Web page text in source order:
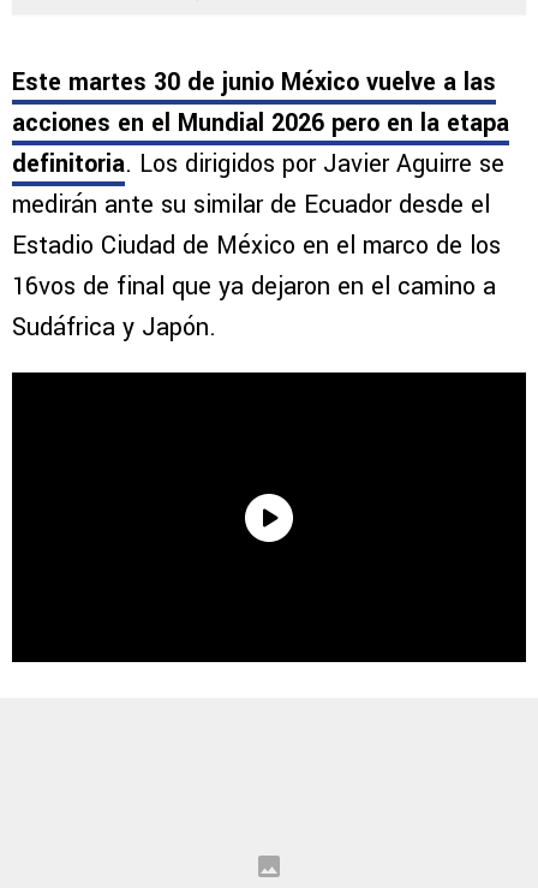
Este martes 30 de junio México vuelve a las
acciones en el Mundial 2026 pero en la etapa
definitoria. Los dirigidos por Javier Aguirre se
medirán ante su similar de Ecuador desde el
Estadio Ciudad de México en el marco de los
16vos de final que ya dejaron en el camino a
Sudáfrica y Japón.